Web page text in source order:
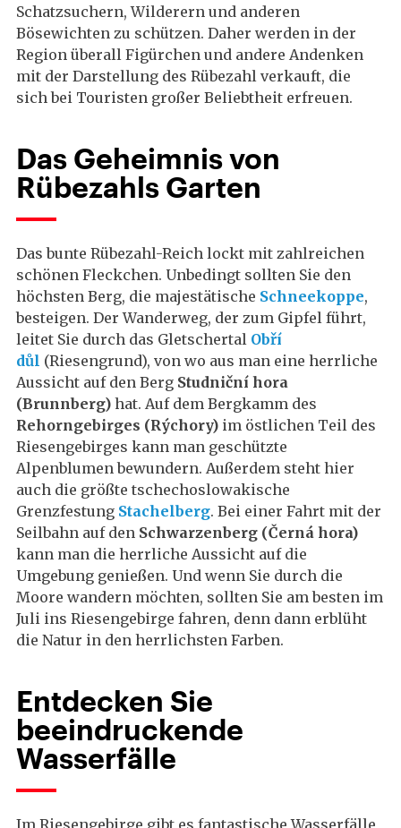
Schatzsuchern, Wilderern und anderen
Bösewichten zu schützen. Daher werden in der
Region überall Figürchen und andere Andenken
mit der Darstellung des Rübezahl verkauft, die
sich bei Touristen großer Beliebtheit erfreuen.
Das Geheimnis von
Rübezahls Garten
Das bunte Rübezahl-Reich lockt mit zahlreichen
schönen Fleckchen. Unbedingt sollten Sie den
höchsten Berg, die majestätische Schneekoppe,
besteigen. Der Wanderweg, der zum Gipfel führt,
leitet Sie durch das Gletschertal Obří
důl (Riesengrund), von wo aus man eine herrliche
Aussicht auf den Berg Studniční hora
(Brunnberg) hat. Auf dem Bergkamm des
Rehorngebirges (Rýchory) im östlichen Teil des
Riesengebirges kann man geschützte
Alpenblumen bewundern. Außerdem steht hier
auch die größte tschechoslowakische
Grenzfestung Stachelberg. Bei einer Fahrt mit der
Seilbahn auf den Schwarzenberg (Černá hora)
kann man die herrliche Aussicht auf die
Umgebung genießen. Und wenn Sie durch die
Moore wandern möchten, sollten Sie am besten im
Juli ins Riesengebirge fahren, denn dann erblüht
die Natur in den herrlichsten Farben.
Entdecken Sie
beeindruckende
Wasserfälle
Im Riesengebirge gibt es fantastische Wasserfälle,